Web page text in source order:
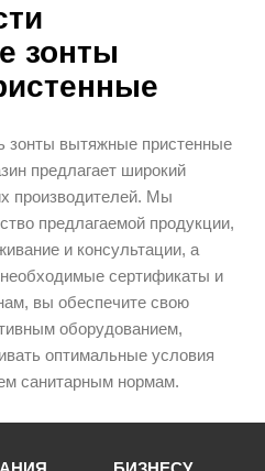
зонты
зонты вытяжные пристенные
предлагает широкий
производителей. Мы
предлагаемой продукции,
и консультации, а
сертификаты и
вы обеспечите свою
оборудованием,
оптимальные условия
санитарным нормам.